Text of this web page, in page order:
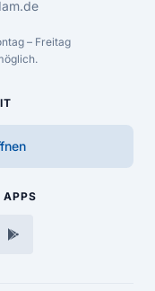
– Freitag
APPS